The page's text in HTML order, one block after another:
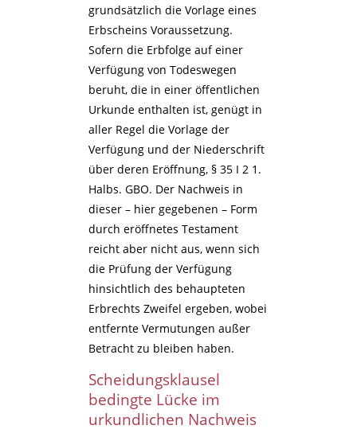
grundsätzlich die Vorlage eines
Erbscheins Voraussetzung.
Sofern die Erbfolge auf einer
Verfügung von Todeswegen
beruht, die in einer öffentlichen
Urkunde enthalten ist, genügt in
aller Regel die Vorlage der
Verfügung und der Niederschrift
über deren Eröffnung, § 35 I 2 1.
Halbs. GBO. Der Nachweis in
dieser – hier gegebenen – Form
durch eröffnetes Testament
reicht aber nicht aus, wenn sich
die Prüfung der Verfügung
hinsichtlich des behaupteten
Erbrechts Zweifel ergeben, wobei
entfernte Vermutungen außer
Betracht zu bleiben haben.
Scheidungsklausel
bedingte Lücke im
urkundlichen Nachweis